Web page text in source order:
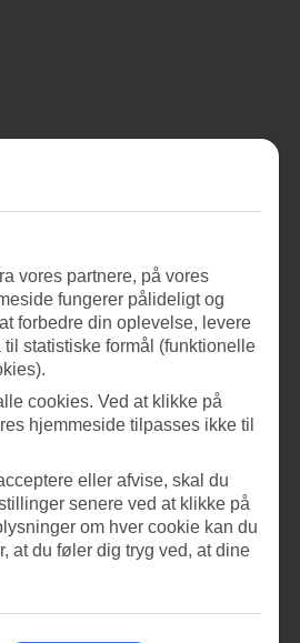
vores partnere, på vores
fungerer pålideligt og
forbedre din oplevelse, levere
statistiske formål (funktionelle
cookies. Ved at klikke på
hjemmeside tilpasses ikke til
eller afvise, skal du
senere ved at klikke på
om hver cookie kan du
at du føler dig tryg ved, at dine